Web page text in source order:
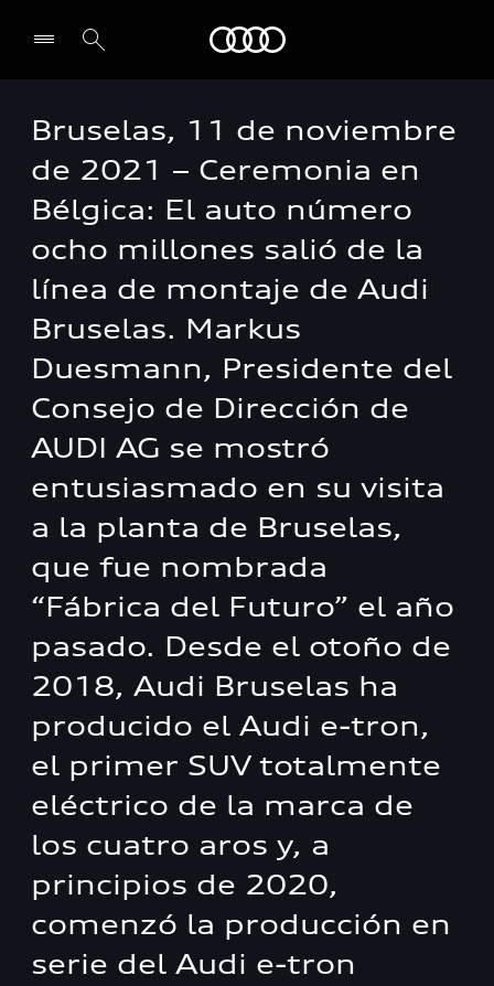
Bruselas, 11 de noviembre
de 2021 – Ceremonia en
Bélgica: El auto número
ocho millones salió de la
línea de montaje de Audi
Bruselas. Markus
Duesmann, Presidente del
Consejo de Dirección de
AUDI AG se mostró
entusiasmado en su visita
a la planta de Bruselas,
que fue nombrada
“Fábrica del Futuro” el año
pasado. Desde el otoño de
2018, Audi Bruselas ha
producido el Audi e-tron,
el primer SUV totalmente
eléctrico de la marca de
los cuatro aros y, a
principios de 2020,
comenzó la producción en
serie del Audi e-tron